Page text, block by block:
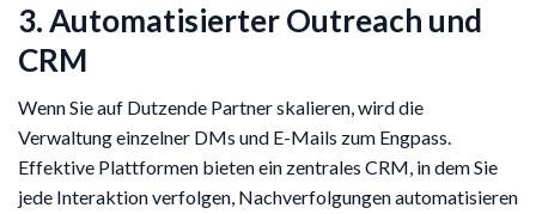
3. Automatisierter Outreach und
CRM
Wenn Sie auf Dutzende Partner skalieren, wird die
Verwaltung einzelner DMs und E-Mails zum Engpass.
Effektive Plattformen bieten ein zentrales CRM, in dem Sie
jede Interaktion verfolgen, Nachverfolgungen automatisieren